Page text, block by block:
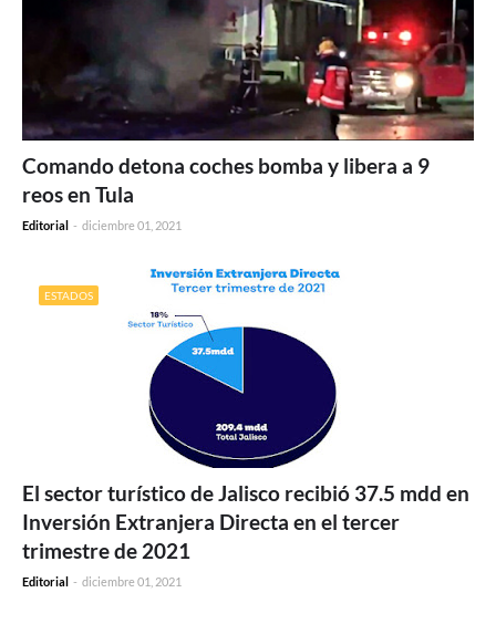
Comando detona coches bomba y libera a 9
reos en Tula
Editorial - diciembre 01, 2021
ESTADOS
El sector turístico de Jalisco recibió 37.5 mdd en
Inversión Extranjera Directa en el tercer
trimestre de 2021
Editorial - diciembre 01, 2021